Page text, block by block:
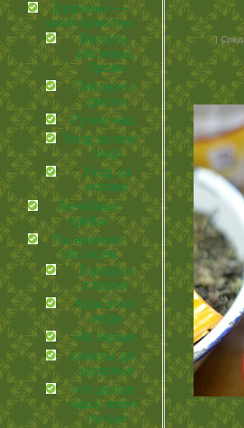
Здоровье —
залог красоты
Волосы,
ресницы,
брови
Питание и
диеты
Ручки наши
Уход за кожей
лица
Уход за
ногами
Лечебные
грибы
По немного
обо всем
Города и
страны
Красота и
мода
На экране
советы для
здоровья
что делает
нашу жизнь
лучше
|